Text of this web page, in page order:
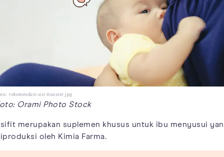
rekomendasi-asi-booster.jpg
Orami Photo Stock
merupakan suplemen khusus untuk ibu menyusui
oleh Kimia Farma.